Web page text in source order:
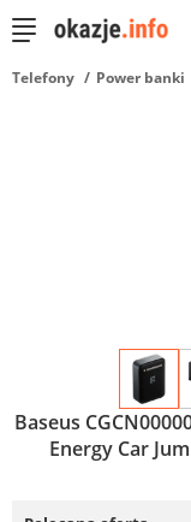
Telefony Power banki
Baseus
Energy Car